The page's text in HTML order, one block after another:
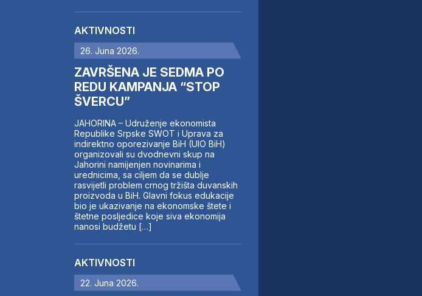
AKTIVNOSTI
26. Juna 2026.
ZAVRŠENA JE SEDMA PO
REDU KAMPANJA “STOP
ŠVERCU”
JAHORINA – Udruženje ekonomista
Republike Srpske SWOT i Uprava za
indirektno oporezivanje BiH (UIO BiH)
organizovali su dvodnevni skup na
Jahorini namijenjen novinarima i
urednicima, sa ciljem da se dublje
rasvijetli problem crnog tržišta duvanskih
proizvoda u BiH. Glavni fokus edukacije
bio je ukazivanje na ekonomske štete i
štetne posljedice koje siva ekonomija
nanosi budžetu […]
AKTIVNOSTI
22. Juna 2026.